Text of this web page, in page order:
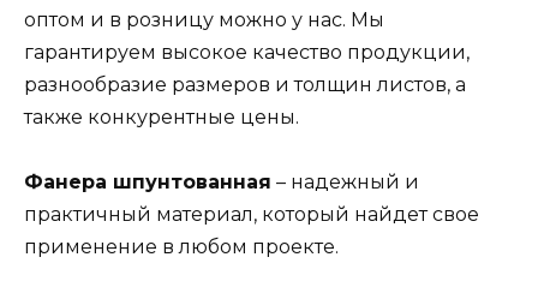
оптом и в розницу можно у нас. Мы
гарантируем высокое качество продукции,
разнообразие размеров и толщин листов, а
также конкурентные цены.
Фанера шпунтованная – надежный и
практичный материал, который найдет свое
применение в любом проекте.